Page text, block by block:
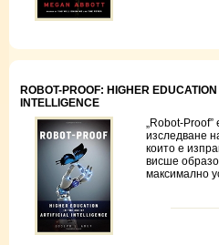
ROBOT-PROOF: HIGHER
INTELLIGENCE
„Robot-
изследване
които е
висше
максимално